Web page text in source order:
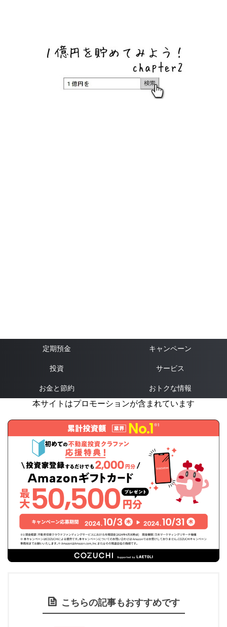
定期預金 キャンペーン
投資 サービス
お金と節約 おトクな情報
本サイトはプロモーションが含まれています
こちらの記事もおすすめです